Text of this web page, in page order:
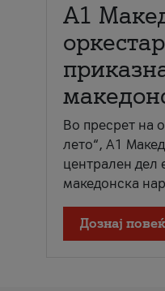
А1
Во пресрет на
лето“, А1
централен дел
македонска
Дознај